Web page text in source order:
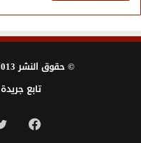
© حقوق النشر 2013 ، الحقوق محفوظة |
تابع